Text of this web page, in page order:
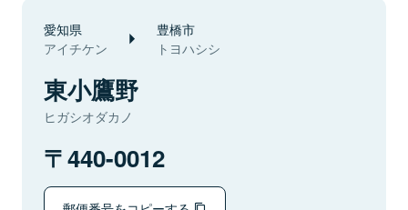
愛知県
アイチケン
豊橋市
トヨハシシ
東小鷹野
ヒガシオダカノ
440-0012